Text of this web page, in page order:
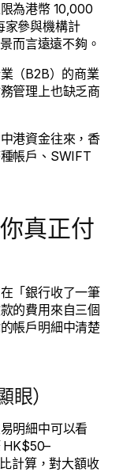
為港幣 10,000
家參與機構計
而言遠遠不夠。
（B2B）的商業
管理上也缺乏商
港資金往來，香
帳戶、SWIFT
真正付
「銀行收了一筆
的費用來自三個
帳戶明細中清楚
）
明細中可以看
HK$50–
計算，對大額收